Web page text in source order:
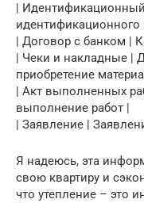
|
идентификационного
| Договор с банком |
| Чеки и накладные |
приобретение
| Акт выполненных
выполнение работ |
| Заявление |
Я надеюсь, эта
свою квартиру и
что утепление – это